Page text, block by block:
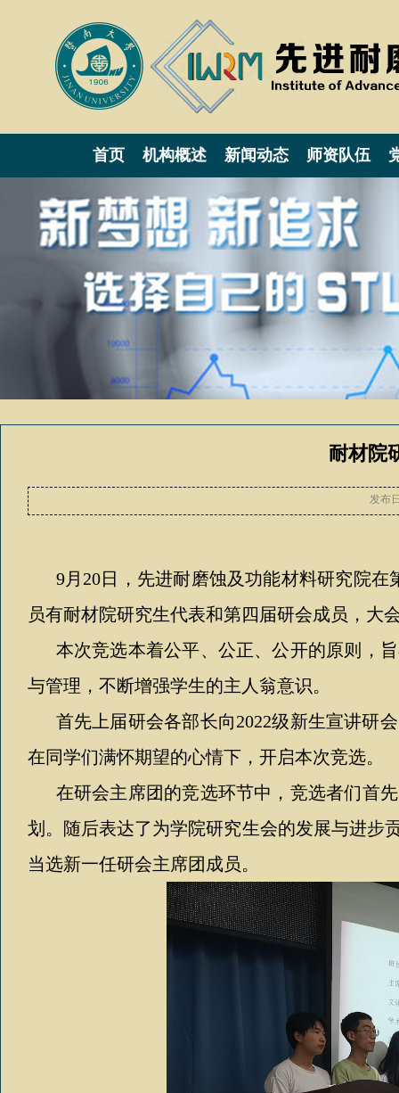
首页 机构概述 新闻动态 师资队伍
耐材院
发布
9月 20日，先进耐磨蚀及功能材料研究院在
员有耐材院研究生代表和第四届研会成员，大
本次竞选本着公平、公正、公开的原则，
与管理，不断增强学生的主人翁意识。
首先上届研会各部长向2022级新生宣讲研
在同学们满怀期望的心情下，开启本次竞选。
在研会主席团的竞选环节中，竞选者们首
划。随后表达了为学院研究生会的发展与进步
当选新一任研会主席团成员。